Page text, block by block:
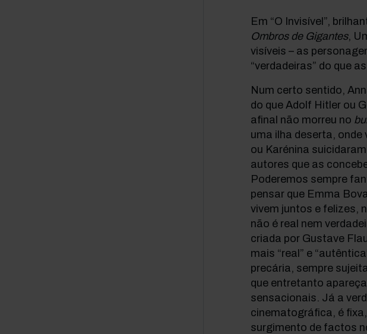
Em “O Invisível”,
Ombros de Gigantes,
visíveis – as
“verdadeiras” do que
Num certo sentido,
do que Adolf Hitler ou
afinal não morreu no
uma ilha deserta, onde
ou Karénina
autores que as
Poderemos sempre
pensar que Emma
vivem juntos e felizes,
não é real nem
criada por Gustave
mais “real” e
precária, sempre
que entretanto
sensacionais. Já a
cinematográfica, é
surgimento de factos